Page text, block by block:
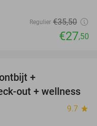
Regulier €35,50
€27,50
+
out + wellness
9.7 star